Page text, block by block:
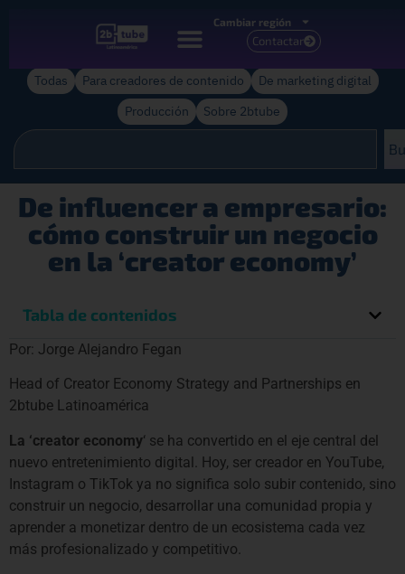
Cambiar región
Contactar
Todas Para creadores de contenido
De marketing digital
Producción
Sobre 2btube
De influencer a empresario:
cómo construir un negocio
en la ‘creator economy’
Tabla de contenidos
Por: Jorge Alejandro Fegan
Head of Creator Economy Strategy and Partnerships en
2btube Latinoamérica
La ‘creator economy‘ se ha convertido en el eje central del
nuevo entretenimiento digital. Hoy, ser creador en YouTube,
Instagram o TikTok ya no significa solo subir contenido, sino
construir un negocio, desarrollar una comunidad propia y
aprender a monetizar dentro de un ecosistema cada vez
más profesionalizado y competitivo.